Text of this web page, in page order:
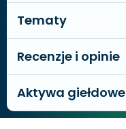
Tematy
Recenzje i opinie
Aktywa giełdowe